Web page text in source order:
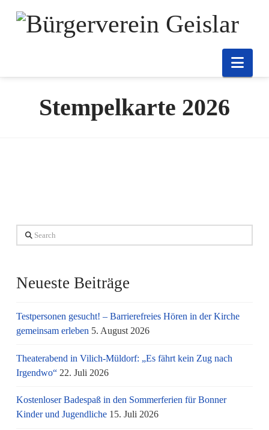
Stempelkarte 2026
Search
Neueste Beiträge
Testpersonen gesucht! – Barrierefreies Hören in der Kirche
gemeinsam erleben 5. August 2026
Theaterabend in Vilich-Müldorf: „Es fährt kein Zug nach
Irgendwo“ 22. Juli 2026
Kostenloser Badespaß in den Sommerferien für Bonner
Kinder und Jugendliche 15. Juli 2026